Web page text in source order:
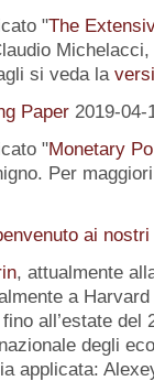
"The
si veda la
Paper 2019-04-
"Monetary
Per
ai
, attualmente
a
all’estate
degli
applicata: